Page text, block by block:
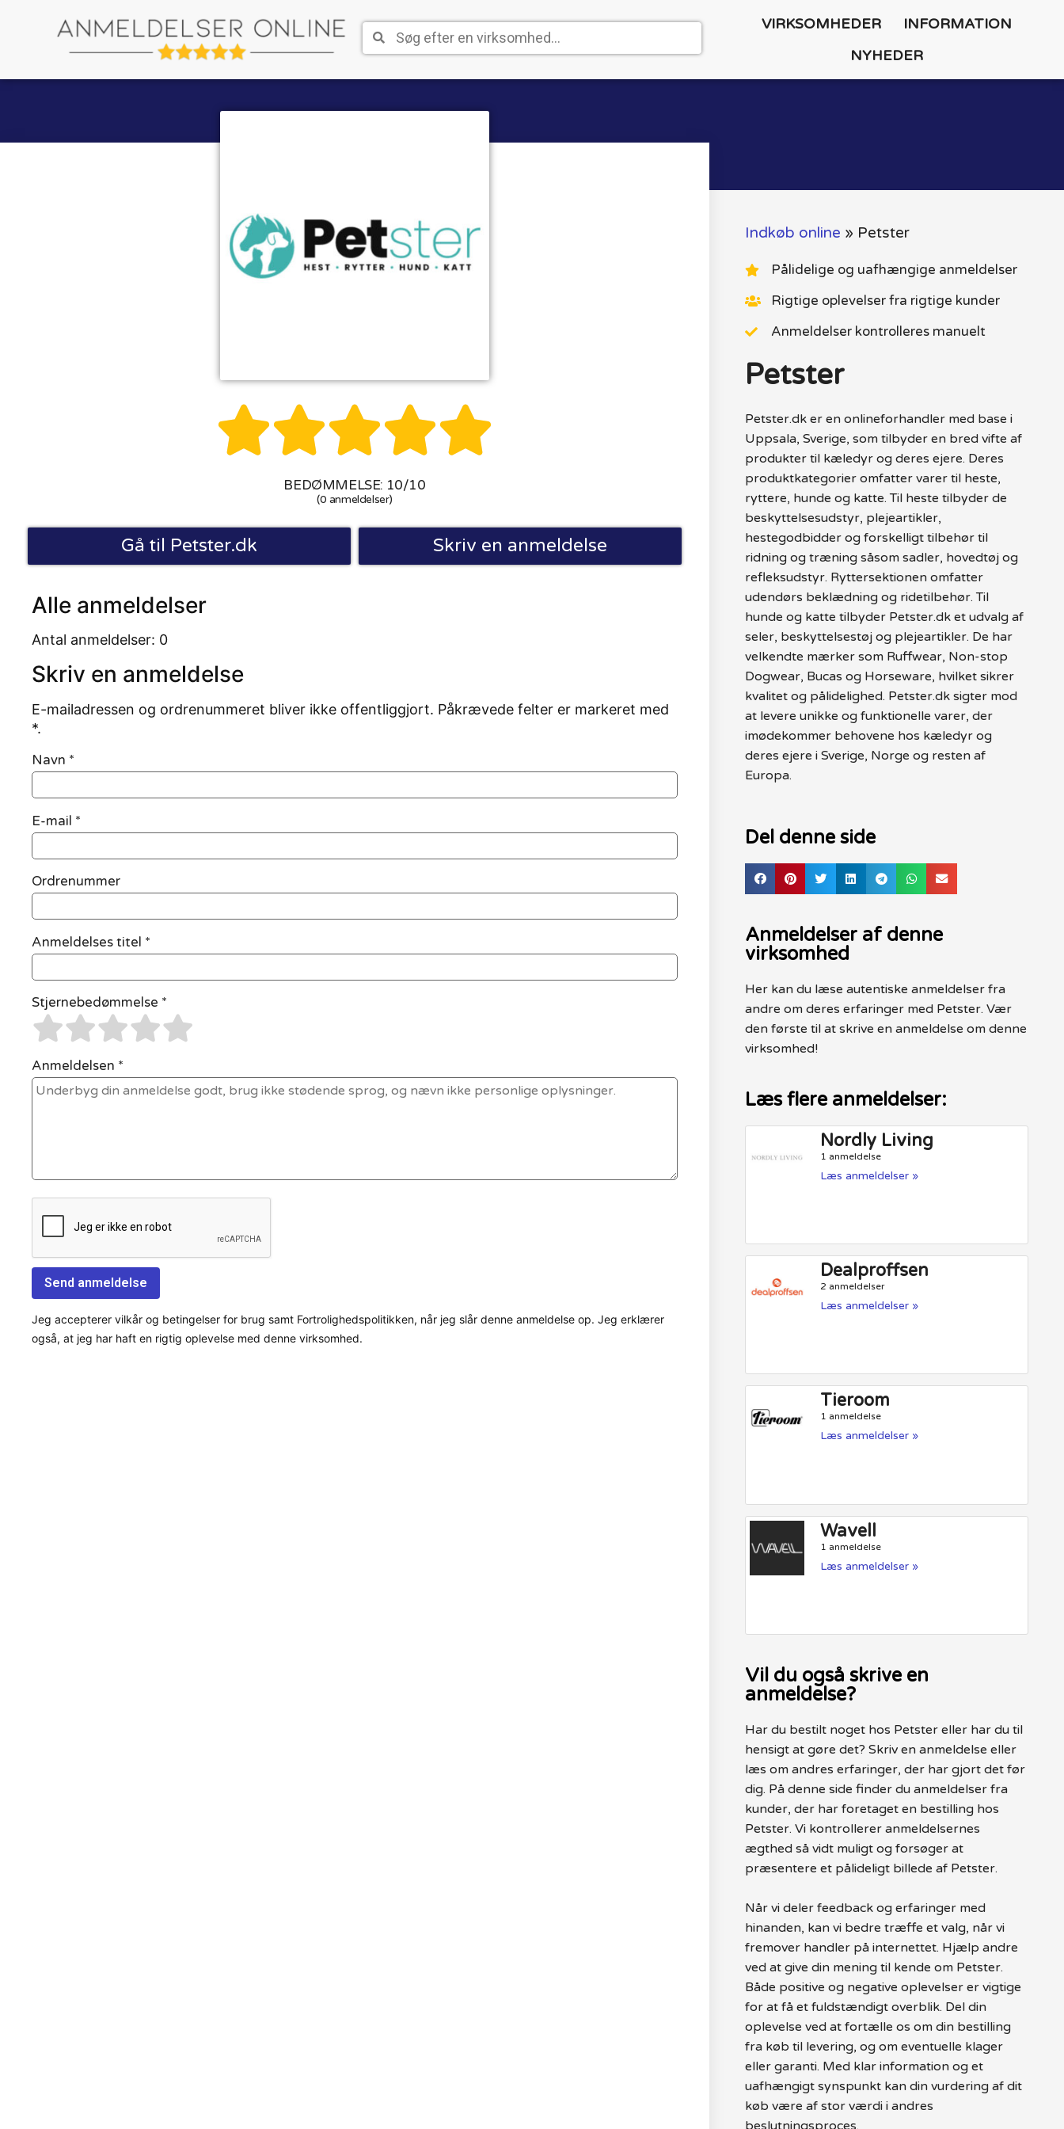
VIRKSOMHEDER
INFORMATION
NYHEDER

BEDØMMELSE: 10/10
(0 anmeldelser)
Gå til Petster.dk Skriv en anmeldelse
Alle anmeldelser
Antal anmeldelser: 0
Skriv en anmeldelse
E-mailadressen og ordrenummeret bliver ikke offentliggjort. Påkrævede felter er markeret med
*.
Navn *
E-mail *
Ordrenummer
Anmeldelses titel *
Stjernebedømmelse *
Anmeldelsen *
Jeg accepterer vilkår og betingelser for brug samt Fortrolighedspolitikken, når jeg slår denne anmeldelse op. Jeg erklærer
også, at jeg har haft en rigtig oplevelse med denne virksomhed.
Indkøb online » Petster
Pålidelige og uafhængige anmeldelser
Rigtige oplevelser fra rigtige kunder
Anmeldelser kontrolleres manuelt
Petster
Petster.dk er en onlineforhandler med base i
Uppsala, Sverige, som tilbyder en bred vifte af
produkter til kæledyr og deres ejere. Deres
produktkategorier omfatter varer til heste,
ryttere, hunde og katte. Til heste tilbyder de
beskyttelsesudstyr, plejeartikler,
hestegodbidder og forskelligt tilbehør til
ridning og træning såsom sadler, hovedtøj og
refleksudstyr. Ryttersektionen omfatter
udendørs beklædning og ridetilbehør. Til
hunde og katte tilbyder Petster.dk et udvalg af
seler, beskyttelsestøj og plejeartikler. De har
velkendte mærker som Ruffwear, Non-stop
Dogwear, Bucas og Horseware, hvilket sikrer
kvalitet og pålidelighed. Petster.dk sigter mod
at levere unikke og funktionelle varer, der
imødekommer behovene hos kæledyr og
deres ejere i Sverige, Norge og resten af
Europa.
Del denne side
Anmeldelser af denne
virksomhed
Her kan du læse autentiske anmeldelser fra
andre om deres erfaringer med Petster. Vær
den første til at skrive en anmeldelse om denne
virksomhed!
Læs flere anmeldelser:
Nordly Living
1 anmeldelse
Læs anmeldelser »
Dealproffsen
2 anmeldelser
Læs anmeldelser »
Tieroom
1 anmeldelse
Læs anmeldelser »
Wavell
1 anmeldelse
Læs anmeldelser »
Vil du også skrive en
anmeldelse?
Har du bestilt noget hos Petster eller har du til
hensigt at gøre det? Skriv en anmeldelse eller
læs om andres erfaringer, der har gjort det før
dig. På denne side finder du anmeldelser fra
kunder, der har foretaget en bestilling hos
Petster. Vi kontrollerer anmeldelsernes
ægthed så vidt muligt og forsøger at
præsentere et pålideligt billede af Petster.
Når vi deler feedback og erfaringer med
hinanden, kan vi bedre træffe et valg, når vi
fremover handler på internettet. Hjælp andre
ved at give din mening til kende om Petster.
Både positive og negative oplevelser er vigtige
for at få et fuldstændigt overblik. Del din
oplevelse ved at fortælle os om din bestilling
fra køb til levering, og om eventuelle klager
eller garanti. Med klar information og et
uafhængigt synspunkt kan din vurdering af dit
køb være af stor værdi i andres